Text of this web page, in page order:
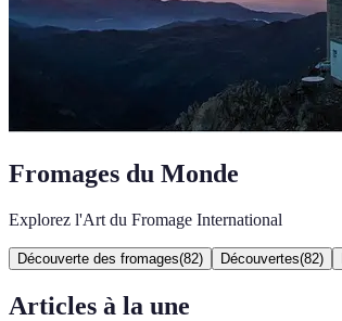
Fromages du Monde
Explorez l'Art du Fromage International
Découverte des fromages(82) Découvertes(82)
Articles à la une